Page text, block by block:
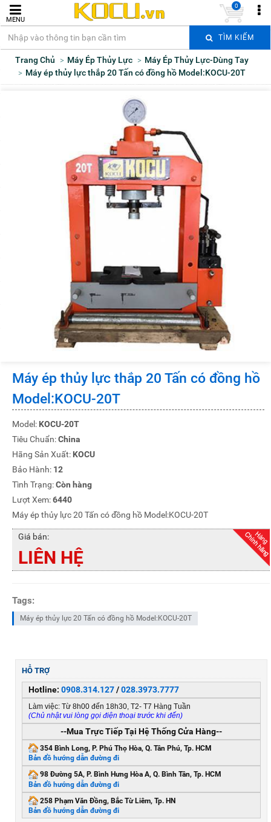
MENU
TÌM KIẾM
0
Trang Chủ Máy Ép Thủy Lực
Máy Ép Thủy Lực-Dùng Tay
Máy ép thủy lực thắp 20 Tấn có đồng hồ Model:KOCU-20T
Máy ép thủy lực thắp 20 Tấn có đồng hồ
Model:KOCU-20T
Model: KOCU-20T
Tiêu Chuẩn:China
Hãng Sản Xuất: KOCU
Bảo Hành: 12
Tình Trạng:Còn hàng
Lượt Xem:6440
Máy ép thủy lực 20 Tấn có đồng hồ Model:KOCU-20T
Giá bán:
LIÊN HỆ
Tags:
Máy ép thủy lực 20 Tấn có đồng hồ Model:KOCU-20T
HỖ TRỢ
Hotline: 0908.314.127/028.3973.7777
Làm việc: Từ 8h00 đến 18h30, T2- T7 Hàng Tuần
(Chủ nhật vui lòng gọi điện thoại trước khi đến)
--Mua Trực Tiếp Tại Hệ Thống Cửa Hàng--
354 Bình Long, P. Phú Thọ Hòa, Q. Tân Phú, Tp. HCM
Bản đồ hướng dẫn đường đi
98 Đường 5A, P. Bình Hưng Hòa A, Q. Bình Tân, Tp. HCM
Bản đồ hướng dẫn đường đi
258 Phạm Văn Đồng, Bắc Từ Liêm, Tp. HN
Bản đồ hướng dẫn đường đi